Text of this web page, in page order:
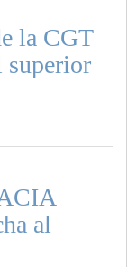
la CGT
superior
al